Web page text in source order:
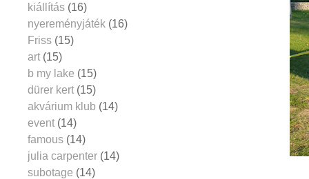
kiállítás (16)
nyereményjáték (16)
Friss (15)
art (15)
b my lake (15)
dürer kert (15)
akvárium klub (14)
event (14)
famous (14)
julia carpenter (14)
subotage (14)